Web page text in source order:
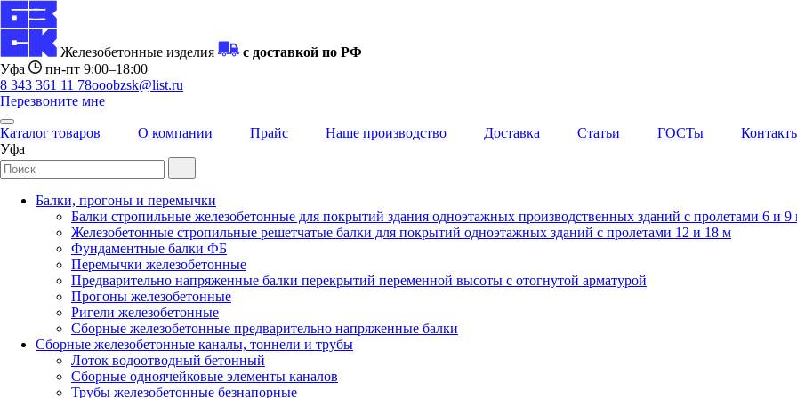
Железобетонные изделия
с доставкой по РФ
Уфа
пн-пт 9:00–18:00
8 343 361 11 78ooobzsk@list.ru
Перезвоните мне
Каталог товаров О компании Прайс Наше производство Доставка Статьи ГОСТы
Уфа
Балки, прогоны и перемычки
Балки стропильные железобетонные для покрытий здания одноэтажных производственных зданий с пролетами 6
Железобетонные стропильные решетчатые балки для покрытий одноэтажных зданий с пролетами 12 и 18 м
Фундаментные балки ФБ
Перемычки железобетонные
Предварительно напряженные балки перекрытий переменной высоты с отогнутой арматурой
Прогоны железобетонные
Ригели железобетонные
Сборные железобетонные предварительно напряженные балки
Сборные железобетонные каналы, тоннели и трубы
Лоток водоотводный бетонный
Сборные одноячейковые элементы каналов
Трубы железобетонные безнапорные